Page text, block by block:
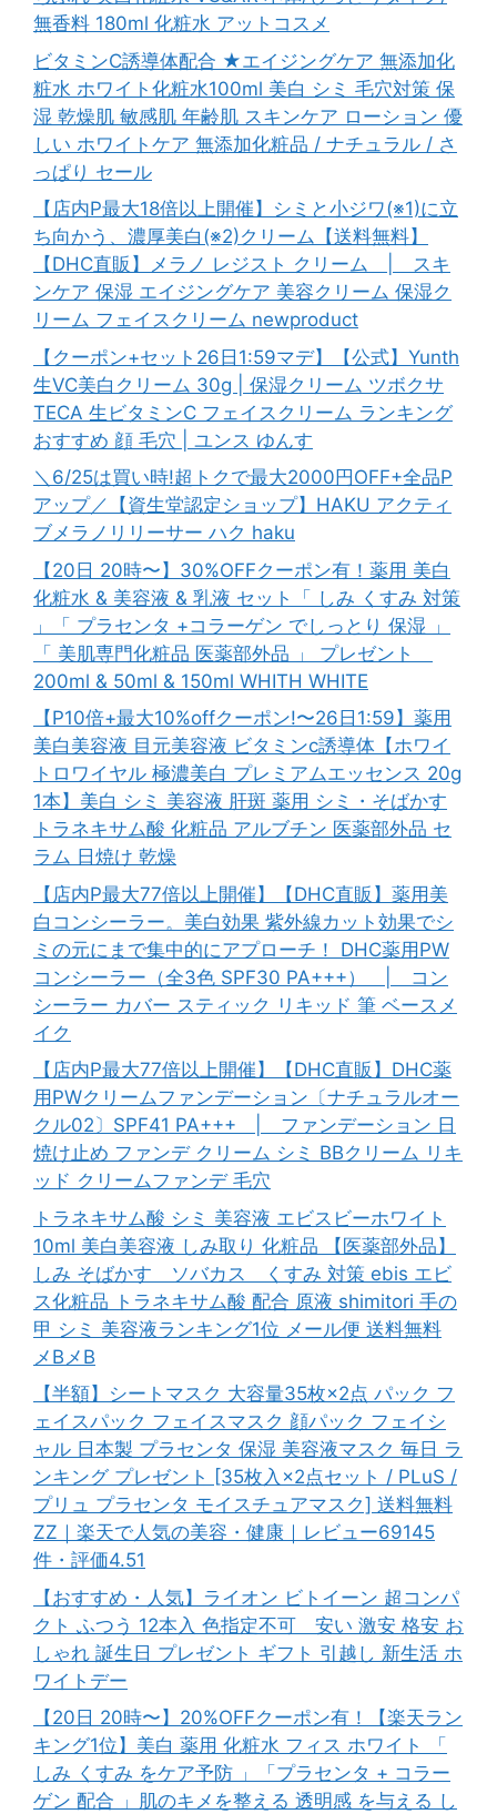
無香料 180ml 化粧水 アットコスメ
ビタミンC誘導体配合 ★エイジングケア 無添加化
粧水 ホワイト化粧水100ml 美白 シミ 毛穴対策 保
湿 乾燥肌 敏感肌 年齢肌 スキンケア ローション 優
しい ホワイトケア 無添加化粧品 / ナチュラル / さ
っぱり セール
【店内P最大18倍以上開催】シミと小ジワ(※1)に立
ち向かう、濃厚美白(※2)クリーム【送料無料】
【DHC直販】メラノ レジスト クリーム | スキ
ンケア 保湿 エイジングケア 美容クリーム 保湿ク
リーム フェイスクリーム newproduct
【クーポン+セット26日1:59マデ】【公式】Yunth
生VC美白クリーム 30g | 保湿クリーム ツボクサ
TECA 生ビタミンC フェイスクリーム ランキング
おすすめ 顔 毛穴 | ユンス ゆんす
＼6/25は買い時!超トクで最大2000円OFF+全品P
アップ／【資生堂認定ショップ】HAKU アクティ
ブメラノリリーサー ハク haku
【20日 20時〜】30%OFFクーポン有！薬用 美白
化粧水 & 美容液 & 乳液 セット「 しみ くすみ 対策
」「 プラセンタ +コラーゲン でしっとり 保湿 」
「 美肌専門化粧品 医薬部外品 」 プレゼント
200ml & 50ml & 150ml WHITH WHITE
【P10倍+最大10%offクーポン!〜26日1:59】薬用
美白美容液 目元美容液 ビタミンc誘導体【ホワイ
トロワイヤル 極濃美白 プレミアムエッセンス 20g
1本】美白 シミ 美容液 肝斑 薬用 シミ・そばかす
トラネキサム酸 化粧品 アルブチン 医薬部外品 セ
ラム 日焼け 乾燥
【店内P最大77倍以上開催】【DHC直販】薬用美
白コンシーラー。美白効果 紫外線カット効果でシ
ミの元にまで集中的にアプローチ！ DHC薬用PW
コンシーラー（全3色 SPF30 PA+++） | コン
シーラー カバー スティック リキッド 筆 ベースメ
イク
【店内P最大77倍以上開催】【DHC直販】DHC薬
用PWクリームファンデーション〔ナチュラルオー
クル02〕SPF41 PA+++ | ファンデーション 日
焼け止め ファンデ クリーム シミ BBクリーム リキ
ッド クリームファンデ 毛穴
トラネキサム酸 シミ 美容液 エビスビーホワイト
10ml 美白美容液 しみ取り 化粧品 【医薬部外品】
しみ そばかす ソバカス くすみ 対策 ebis エビ
ス化粧品 トラネキサム酸 配合 原液 shimitori 手の
甲 シミ 美容液ランキング1位 メール便 送料無料
メBメB
【半額】シートマスク 大容量35枚×2点 パック フ
ェイスパック フェイスマスク 顔パック フェイシ
ャル 日本製 プラセンタ 保湿 美容液マスク 毎日 ラ
ンキング プレゼント [35枚入×2点セット / PLuS /
プリュ プラセンタ モイスチュアマスク] 送料無料
ZZ｜楽天で人気の美容・健康｜レビュー69145
件・評価4.51
【おすすめ・人気】ライオン ビトイーン 超コンパ
クト ふつう 12本入 色指定不可 安い 激安 格安 お
しゃれ 誕生日 プレゼント ギフト 引越し 新生活 ホ
ワイトデー
【20日 20時〜】20%OFFクーポン有！【楽天ラン
キング1位】美白 薬用 化粧水 フィス ホワイト 「
しみ くすみ をケア予防 」「プラセンタ + コラー
ゲン 配合 」肌のキメを整える 透明感 を与える し